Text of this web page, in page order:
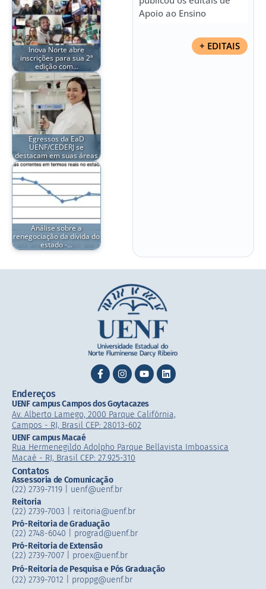
Inova Norte abre
inscrições para sua 2ª
edição com…
Egressos da EaD
UENF/CEDERJ se
destacam em suas áreas
Análise sobre a
renegociação da dívida do
estado -…
Apoio ao Ensino
+ EDITAIS
Endereços
UENF campus Campos dos Goytacazes
Av. Alberto Lamego, 2000 Parque Califórnia,
Campos - RJ, Brasil CEP: 28013-602
UENF campus Macaé
Rua Hermenegildo Adolpho Parque Bellavista Imboassica
Macaé - RJ, Brasil CEP: 27.925-310
Contatos
Assessoria de Comunicação
(22) 2739-7119 | uenf@uenf.br
Reitoria
(22) 2739-7003 |​ reitoria@uenf.br
Pró-Reitoria de Graduação
(22) 2748-6040 | prograd@uenf.br
Pró-Reitoria de Extensão
(22) 2739-7007​ | proex@uenf.br
Pró-Reitoria de Pesquisa e Pós Graduação
(22) 2739-7012 | proppg@uenf.br